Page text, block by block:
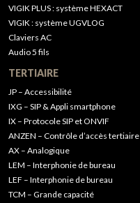
VIGIK PLUS : système HEXACT
VIGIK : système UGVLOG
Claviers AC
Audio 5 fils
TERTIAIRE
JP – Accessibilité
IXG – SIP & Appli smartphone
IX – Protocole SIP et ONVIF
ANZEN – Contrôle d’accès tertiaire
AX – Analogique
LEM – Interphonie de bureau
LEF – Interphonie de bureau
TCM – Grande capacité